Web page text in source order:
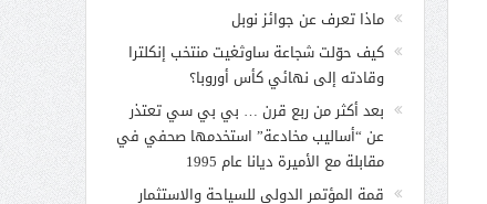
ماذا تعرف عن جوائز نوبل
كيف حوّلت شجاعة ساوثغيت منتخب إنكلترا
وقادته إلى نهائي كأس أوروبا؟
بعد أكثر من ربع قرن … بي بي سي تعتذر
عن “أساليب مخادعة” استخدمها صحفي في
مقابلة مع الأميرة ديانا عام 1995
قمة المؤتمر الدولي للسياحة والاستثمار